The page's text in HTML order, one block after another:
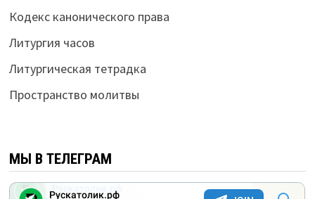
Кодекс канонического права
Литургия часов
Литургическая тетрадка
Пространство молитвы
МЫ В ТЕЛЕГРАМ